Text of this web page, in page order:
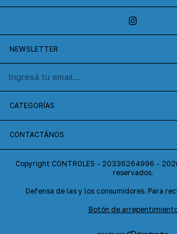
NEWSLETTER
CATEGORÍAS
CONTACTÁNOS
Copyright CONTROLES - 20336264996 -
reservados.
Defensa de las y los consumidores. Para
Botón de